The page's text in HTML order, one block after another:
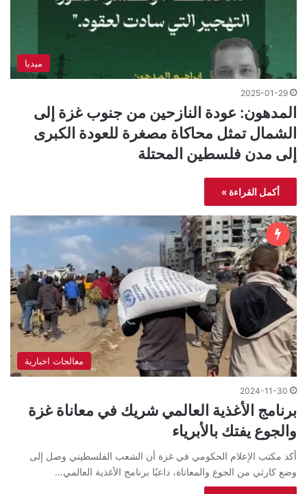
ميديا
2025-01-29
المدهون: عودة النازحين من جنوب غزة إلى
الشمال تمثل محاكاة مصغرة للعودة الكبرى
إلى مدن فلسطين المحتلة
أكمل القراءة »
معالجات اخبارية
2024-11-30
برنامج الأغذية العالمي شريك في معاناة غزة
والجوع يفتك بالأبرياء
أكد مكتب الإعلام الحكومي في غزة أن الشعب الفلسطيني وصل إلى
وضع كارثي من الجوع والمعاناة، داعيًا برنامج الأغذية العالمي…